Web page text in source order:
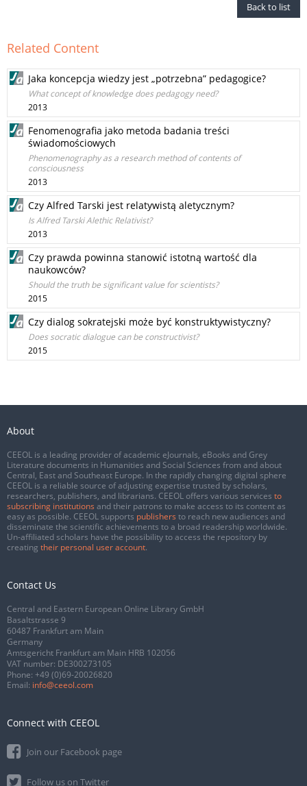
Back to list
Related Content
Jaka koncepcja wiedzy jest „potrzebna” pedagogice?
What concept of knowledge does pedagogy need?
2013
Fenomenografia jako metoda badania treści
świadomościowych
Phenomenography as a research method of contents of
consciousness
2013
Czy Alfred Tarski jest relatywistą aletycznym?
Is Alfred Tarski Alethic Relativist?
2013
Czy prawda powinna stanowić istotną wartość dla
naukowców?
Should the truth be significant value for scientists?
2015
Czy dialog sokratejski może być konstruktywistyczny?
Does socratic dialogue can be constructivist?
2015
About
CEEOL is a leading provider of academic eJournals, eBooks and Grey
Literature documents in Humanities and Social Sciences from and about
Central, East and Southeast Europe. In the rapidly changing digital sphere
CEEOL is a reliable source of adjusting expertise trusted by scholars,
researchers, publishers, and librarians. CEEOL offers various services to
subscribing institutions and their patrons to make access to its content as
easy as possible. CEEOL supports publishers to reach new audiences and
disseminate the scientific achievements to a broad readership worldwide.
Un-affiliated scholars have the possibility to access the repository by
creating their personal user account.
Contact Us
Central and Eastern European Online Library GmbH
Basaltstrasse 9
60487 Frankfurt am Main
Germany
Amtsgericht Frankfurt am Main HRB 102056
VAT number: DE300273105
Phone: +49 (0)69-20026820
Email: info@ceeol.com
Connect with CEEOL
Join our Facebook page
Follow us on Twitter